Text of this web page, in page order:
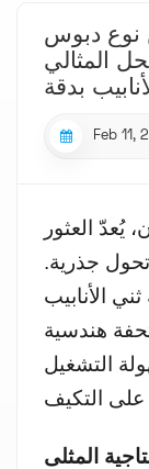
نوع دبوس
المثالي
Feb 11,
يُعدّ العثور
جذرية.
الأنابيب
هندسية
التشغيل
المثلى